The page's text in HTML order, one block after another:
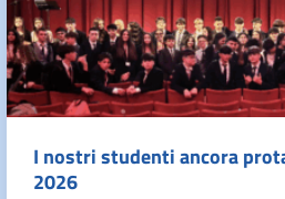
I nostri studenti ancora
2026